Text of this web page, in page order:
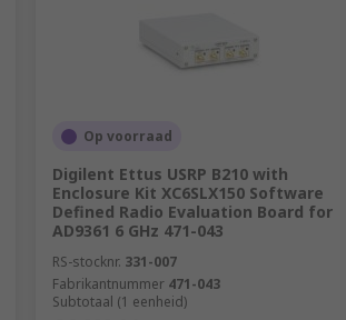
Op voorraad
Digilent Ettus USRP B210 with
Enclosure Kit XC6SLX150 Software
Defined Radio Evaluation Board for
AD9361 6 GHz 471-043
RS-stocknr. 331-007
Fabrikantnummer 471-043
Subtotaal (1 eenheid)